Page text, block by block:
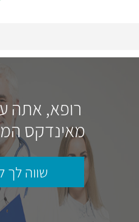
רופא, אתה
מאינדקס
שווה לך